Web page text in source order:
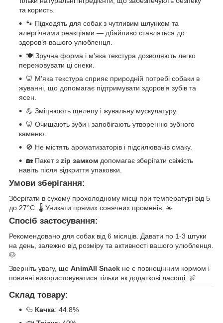
та користь.
🐾 Підходять для собак з чутливим шлунком та
алергічними реакціями — дбайливо ставляться до
здоров’я вашого улюбленця.
🍽️ Зручна форма і м'яка текстура дозволяють легко
пережовувати ці снеки.
🦷 М'яка текстура сприяє природній потребі собаки в
жуванні, що допомагає підтримувати здоров'я зубів та
ясен.
💪 Зміцнюють щелепу і жувальну мускулатуру.
🦷 Очищають зуби і запобігають утворенню зубного
каменю.
🚫 Не містять ароматизаторів і підсилювачів смаку.
🏡 Пакет з zip замком допомагає зберігати свіжість
навіть після відкриття упаковки.
Умови зберігання:
Зберігати в сухому прохолодному місці при температурі від 5
до 27°C. 🌡️ Уникати прямих сонячних променів. ☀️
Спосіб застосування:
Рекомендовано для собак від 6 місяців. Давати по 1-3 штуки
на день, залежно від розміру та активності вашого улюбленця.
🐶
Зверніть увагу, що AnimAll Snack не є повноцінним кормом і
повинні використовуватися тільки як додаткові ласощі. 🍖
Склад товару:
🦆 Качка: 44.8%